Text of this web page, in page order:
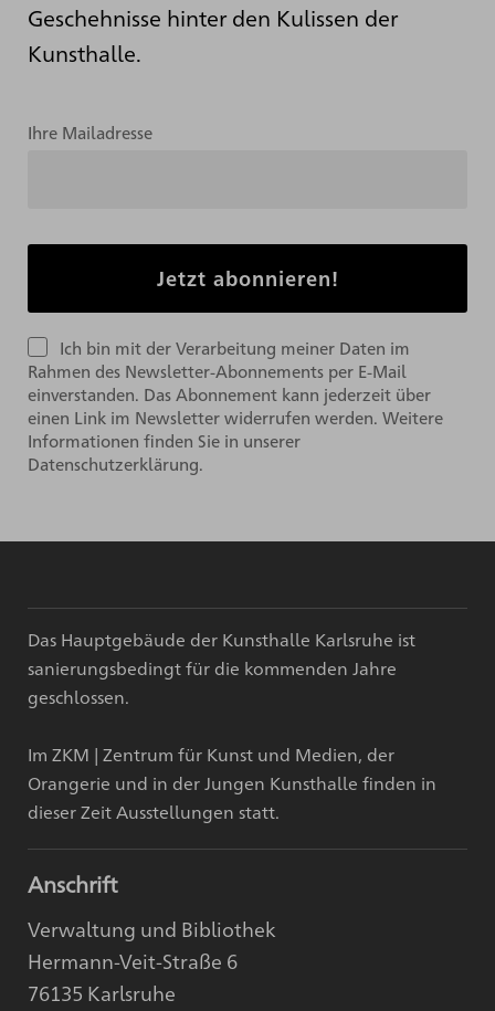
Geschehnisse hinter den Kulissen der
Kunsthalle.
Ihre Mailadresse
Ich bin mit der Verarbeitung meiner Daten im
Rahmen des Newsletter-Abonnements per E-Mail
einverstanden. Das Abonnement kann jederzeit über
einen Link im Newsletter widerrufen werden. Weitere
Informationen finden Sie in unserer
Datenschutzerklärung.
Das Hauptgebäude der Kunsthalle Karlsruhe ist
sanierungsbedingt für die kommenden Jahre
geschlossen.
Im ZKM | Zentrum für Kunst und Medien, der
Orangerie und in der Jungen Kunsthalle finden in
dieser Zeit Ausstellungen statt.
Anschrift
Verwaltung und Bibliothek
Hermann-Veit-Straße 6
76135 Karlsruhe